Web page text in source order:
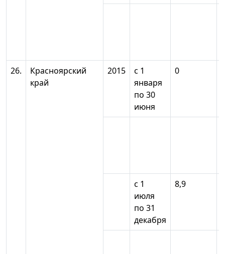
26.
Красноярский
край
2015
с 1
января
по 30
июня
0
с 1
июля
по 31
декабря
8,9